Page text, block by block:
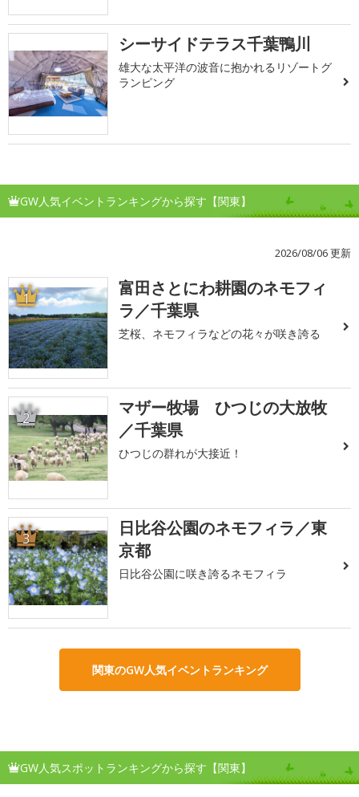
シーサイドテラス千葉鴨川
雄大な太平洋の波音に抱かれるリゾートグ
ランピング
GW人気イベントランキングから探す【関東】
2026/08/06 更新
1
富田さとにわ耕園のネモフィ
ラ／千葉県
芝桜、ネモフィラなどの花々が咲き誇る
2
マザー牧場 ひつじの大放牧
／千葉県
ひつじの群れが大接近！
3
日比谷公園のネモフィラ／東
京都
日比谷公園に咲き誇るネモフィラ
関東のGW人気イベントランキング
GW人気スポットランキングから探す【関東】